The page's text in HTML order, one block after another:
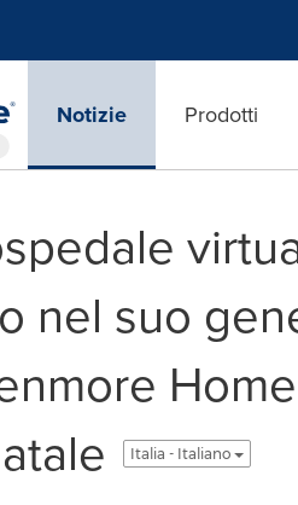
Notizie Prodotti
nel suo
Italia - Italiano